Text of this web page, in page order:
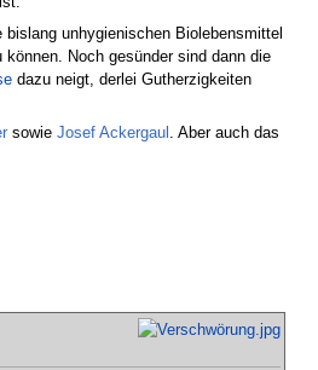
unhygienischen Biolebensmittel
Noch gesünder sind dann die
dazu neigt, derlei Gutherzigkeiten
sowie Josef Ackergaul . Aber auch das